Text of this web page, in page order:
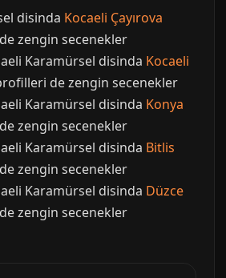
disinda Kocaeli Çayırova
zengin secenekler
Karamürsel disinda Kocaeli
de zengin secenekler
Karamürsel disinda Konya
zengin secenekler
Karamürsel disinda Bitlis
zengin secenekler
Karamürsel disinda Düzce
zengin secenekler